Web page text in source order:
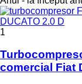
1
comercial Fiat